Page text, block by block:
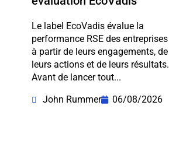
Le label EcoVadis évalue la
performance RSE des entreprises
à partir de leurs engagements, de
leurs actions et de leurs résultats.
Avant de lancer tout...
John Rummer
06/08/2026